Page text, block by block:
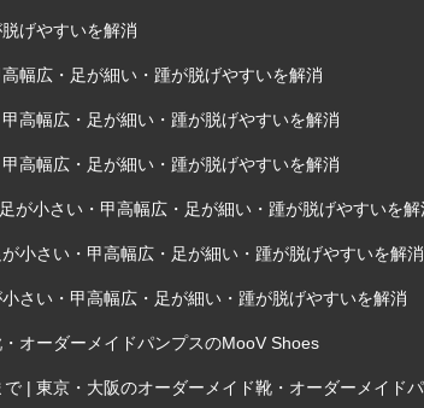
げやすいを解消
幅広・足が細い・踵が脱げやすいを解消
高幅広・足が細い・踵が脱げやすいを解消
高幅広・足が細い・踵が脱げやすいを解消
が小さい・甲高幅広・足が細い・踵が脱げやすいを解
小さい・甲高幅広・足が細い・踵が脱げやすいを解消
さい・甲高幅広・足が細い・踵が脱げやすいを解消
オーダーメイドパンプスのMooV Shoes
| 東京・大阪のオーダーメイド靴・オーダーメイド